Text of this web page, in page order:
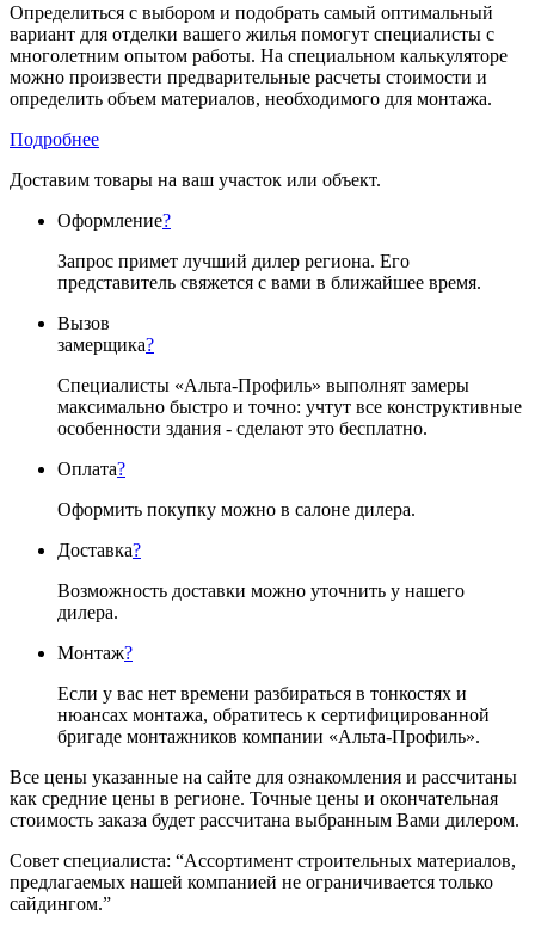
Определиться с выбором и подобрать самый оптимальный
вариант для отделки вашего жилья помогут специалисты с
многолетним опытом работы. На специальном калькуляторе
можно произвести предварительные расчеты стоимости и
определить объем материалов, необходимого для монтажа.
Подробнее
Доставим товары на ваш участок или объект.
Оформление?
Запрос примет лучший дилер региона. Его
представитель свяжется с вами в ближайшее время.
Вызов
замерщика?
Специалисты «Альта-Профиль» выполнят замеры
максимально быстро и точно: учтут все конструктивные
особенности здания - сделают это бесплатно.
Оплата?
Оформить покупку можно в салоне дилера.
Доставка?
Возможность доставки можно уточнить у нашего
дилера.
Монтаж?
Если у вас нет времени разбираться в тонкостях и
нюансах монтажа, обратитесь к сертифицированной
бригаде монтажников компании «Альта-Профиль».
Все цены указанные на сайте для ознакомления и рассчитаны
как средние цены в регионе. Точные цены и окончательная
стоимость заказа будет рассчитана выбранным Вами дилером.
Совет специалиста: “Ассортимент строительных материалов,
предлагаемых нашей компанией не ограничивается только
сайдингом.”